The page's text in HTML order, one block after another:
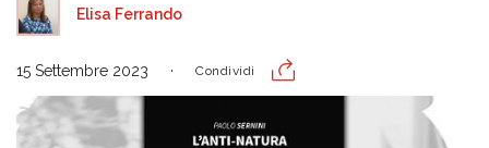
Elisa Ferrando
15 Settembre 2023 Condividi